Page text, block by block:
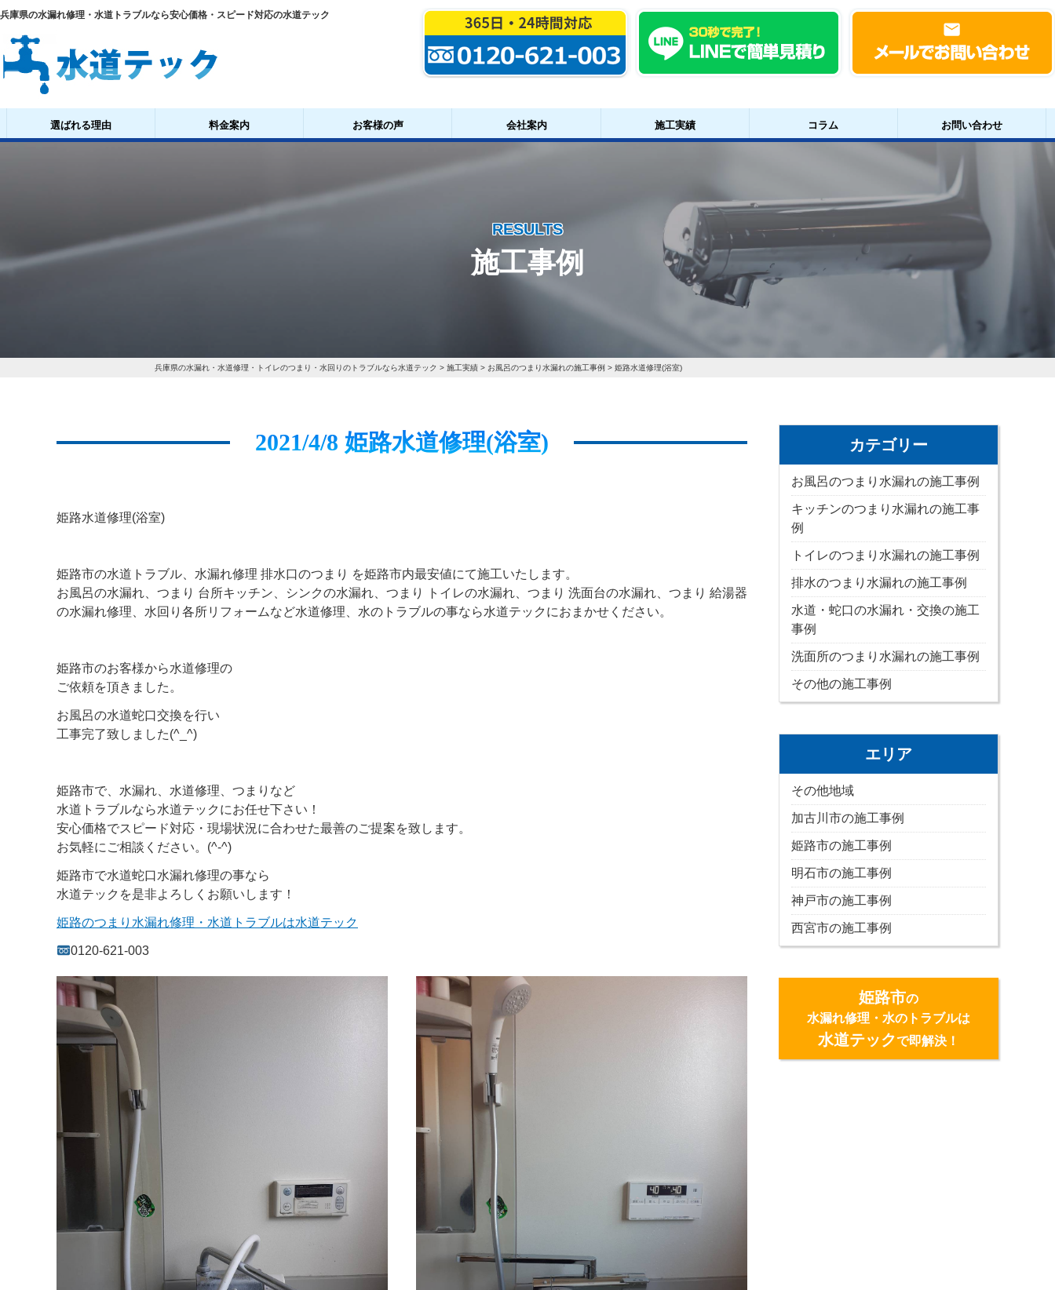
兵庫県の水漏れ修理・水道トラブルなら安心価格・スピード対応の水道テック
選ばれる理由 料金案内 お客様の声 会社案内 施工実績 コラム お問い合わせ
RESULTS
施工事例
兵庫県の水漏れ・水道修理・トイレのつまり・水回りのトラブルなら水道テック > 施工実績 > お風呂のつまり水漏れの施工事例 > 姫路水道修理(浴室)
2021/4/8 姫路水道修理(浴室)
姫路水道修理(浴室)
姫路市の水道トラブル、水漏れ修理 排水口のつまり を姫路市内最安値にて施工いたします。
お風呂の水漏れ、つまり 台所キッチン、シンクの水漏れ、つまり トイレの水漏れ、つまり 洗面台の水漏れ、つまり 給湯器
の水漏れ修理、水回り各所リフォームなど水道修理、水のトラブルの事なら水道テックにおまかせください。
姫路市のお客様から水道修理の
ご依頼を頂きました。
お風呂の水道蛇口交換を行い
工事完了致しました(^_^)
姫路市で、水漏れ、水道修理、つまりなど
水道トラブルなら水道テックにお任せ下さい！
安心価格でスピード対応・現場状況に合わせた最善のご提案を致します。
お気軽にご相談ください。(^-^)
姫路市で水道蛇口水漏れ修理の事なら
水道テックを是非よろしくお願いします！
姫路のつまり水漏れ修理・水道トラブルは水道テック
0120-621-003
カテゴリー
お風呂のつまり水漏れの施工事例
キッチンのつまり水漏れの施工事
例
トイレのつまり水漏れの施工事例
排水のつまり水漏れの施工事例
水道・蛇口の水漏れ・交換の施工
事例
洗面所のつまり水漏れの施工事例
その他の施工事例
エリア
その他地域
加古川市の施工事例
姫路市の施工事例
明石市の施工事例
神戸市の施工事例
西宮市の施工事例
姫路市の
水漏れ修理・水のトラブルは
水道テックで即解決！